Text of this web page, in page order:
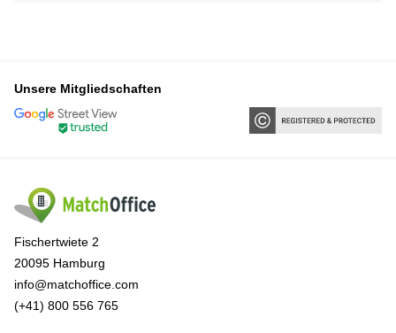
Unsere Mitgliedschaften
Fischertwiete 2
20095 Hamburg
info@matchoffice.com
(+41) 800 556 765